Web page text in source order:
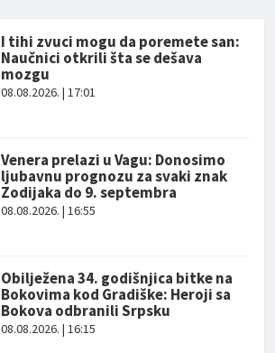
I tihi zvuci mogu da poremete san:
Naučnici otkrili šta se dešava
mozgu
08.08.2026. | 17:01
Venera prelazi u Vagu: Donosimo
ljubavnu prognozu za svaki znak
Zodijaka do 9. septembra
08.08.2026. | 16:55
Obilježena 34. godišnjica bitke na
Bokovima kod Gradiške: Heroji sa
Bokova odbranili Srpsku
08.08.2026. | 16:15